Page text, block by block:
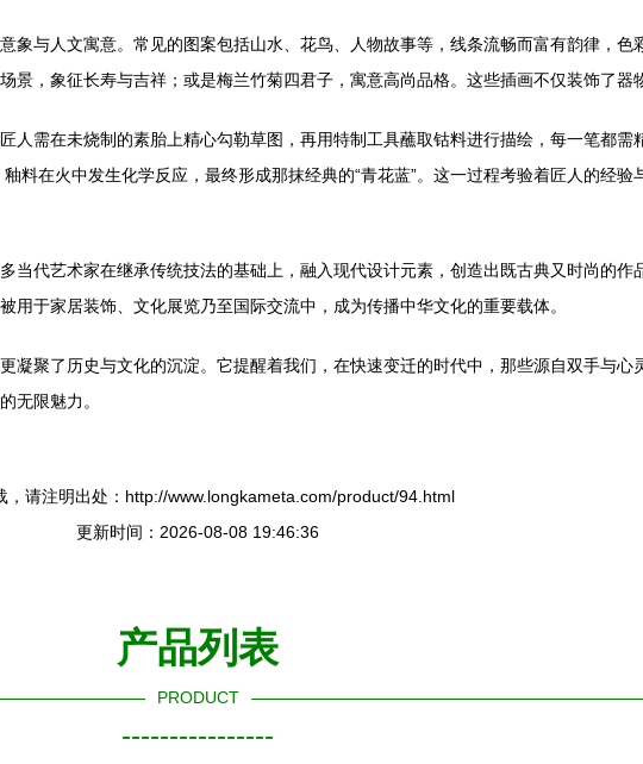
象与人文寓意。常见的图案包括山水、花鸟、人物故事等，线条流畅而富有韵律，色
，象征长寿与吉祥；或是梅兰竹菊四君子，寓意高尚品格。这些插画不仅装饰了器
人需在未烧制的素胎上精心勾勒草图，再用特制工具蘸取钴料进行描绘，每一笔都
料在火中发生化学反应，最终形成那抹经典的“青花蓝”。这一过程考验着匠人的经
当代艺术家在继承传统技法的基础上，融入现代设计元素，创造出既古典又时尚的作
于家居装饰、文化展览乃至国际交流中，成为传播中华文化的重要载体。
凝聚了历史与文化的沉淀。它提醒着我们，在快速变迁的时代中，那些源自双手与心
无限魅力。
，请注明出处：http://www.longkameta.com/product/94.html
更新时间：2026-08-08 19:46:36
产品列表
PRODUCT
----------------